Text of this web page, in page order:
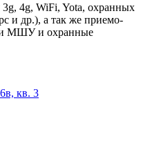
4g, WiFi, Yota, охранных
и др.), а так же приемо-
МШУ и охранные
кв. 3